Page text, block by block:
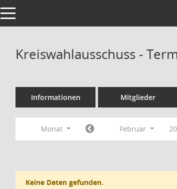
Toggle navigation
Kreiswahlausschuss -
Informationen Mitglieder
Monat Februar
Keine Daten gefunden.